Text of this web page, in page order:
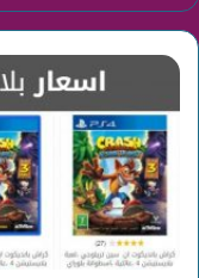
سعر
4
في
جرير